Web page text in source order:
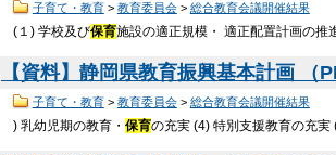
子育て・教育> 教育委員会> 総合教育会議開催結果
(１) 学校及び保育施設の適正規模・ 適正配置計画の
【資料】静岡県教育振興基本計画 （
子育て・教育> 教育委員会> 総合教育会議開催結果
) 乳幼児期の教育・保育の充実 (4) 特別支援教育の充